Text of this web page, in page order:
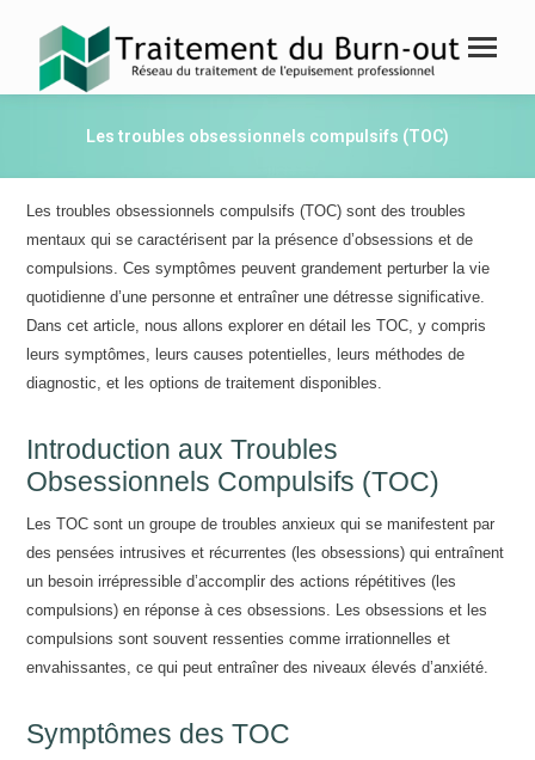
Les troubles obsessionnels compulsifs (TOC)
Les troubles obsessionnels compulsifs (TOC) sont des troubles
mentaux qui se caractérisent par la présence d’obsessions et de
compulsions. Ces symptômes peuvent grandement perturber la vie
quotidienne d’une personne et entraîner une détresse significative.
Dans cet article, nous allons explorer en détail les TOC, y compris
leurs symptômes, leurs causes potentielles, leurs méthodes de
diagnostic, et les options de traitement disponibles.
Introduction aux Troubles
Obsessionnels Compulsifs (TOC)
Les TOC sont un groupe de troubles anxieux qui se manifestent par
des pensées intrusives et récurrentes (les obsessions) qui entraînent
un besoin irrépressible d’accomplir des actions répétitives (les
compulsions) en réponse à ces obsessions. Les obsessions et les
compulsions sont souvent ressenties comme irrationnelles et
envahissantes, ce qui peut entraîner des niveaux élevés d’anxiété.
Symptômes des TOC